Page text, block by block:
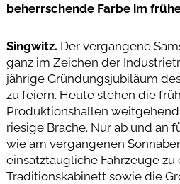
beherrschende Farbe im
Singwitz. Der vergangene
ganz im Zeichen der
jährige Gründungsjubiläum
zu feiern. Heute stehen die
Produktionshallen
riesige Brache. Nur ab und an
wie am vergangenen
einsatztaugliche Fahrzeuge
Traditionskabinett sowie die